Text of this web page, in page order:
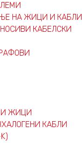
НА ЖИЦИ И КАБЛИ
КАБЕЛСКИ
И ЖИЦИ
КАБЛИ